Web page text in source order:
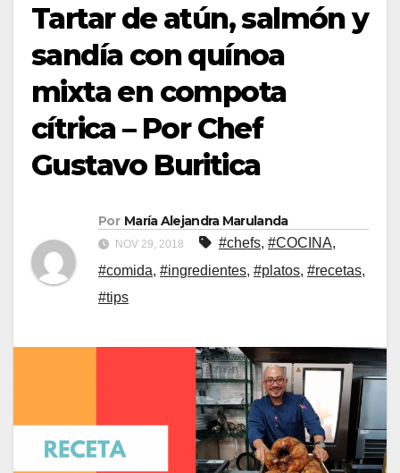
Tartar de atún, salmón y
sandía con quínoa
mixta en compota
cítrica – Por Chef
Gustavo Buritica
Por María Alejandra Marulanda
NOV 29, 2018 #chefs, #COCINA,
#comida, #ingredientes, #platos, #recetas,
#tips